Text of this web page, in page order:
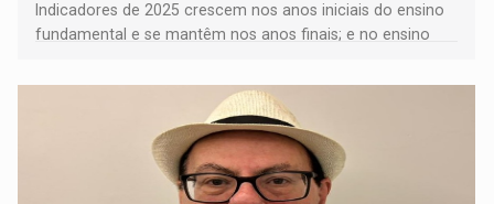
Indicadores de 2025 crescem nos anos iniciais do ensino
fundamental e se mantêm nos anos finais; e no ensino